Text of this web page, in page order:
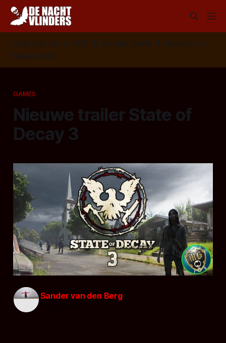
Volg ons op: 📣 RSS 📰 Google News 🦋 Bluesky
✉️
Nieuwsbrief
GAMES
Nieuwe trailer State of
Decay 3
Sander van den Berg